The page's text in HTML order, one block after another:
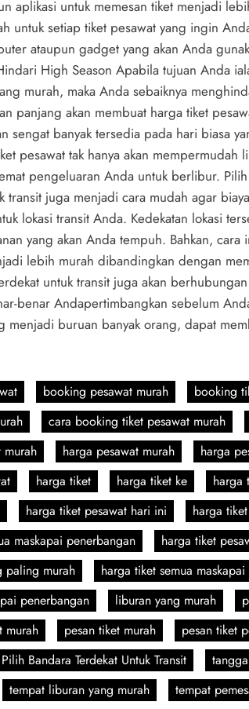
aplikasi untuk memesan tiket menjadi
untuk setiap tiket pesawat yang ingin
ataupun gadget yang akan Anda
High Season Apabila tujuan Anda
murah, maka Anda sebaiknya
panjang akan membuat harga tiket
sengat banyak tersedia pada hari biasa
pesawat tak hanya akan
pengeluaran Anda untuk berlibur. Pilih
transit juga menjadi cara mudah agar
lokasi transit Anda. Kedekatan lokasi
yang akan Anda tempuh. Bahkan,
lebih murah dibandingkan dengan
untuk transit juga akan
benar Andapertimbangkan sebelum
menjadi buruan banyak orang, dapat
booking pesawat murah
booking
cara booking tiket pesawat murah
murah
harga pesawat murah
harga
harga tiket harga tiket ke harga
harga tiket pesawat hari ini
harga
maskapai penerbangan
harga tiket
paling murah
harga tiket semua maskapai
penerbangan
liburan yang murah
murah
pesan tiket murah pesan tiket
Pilih Bandara Terdekat Untuk Transit
tempat liburan yang murah
tempat